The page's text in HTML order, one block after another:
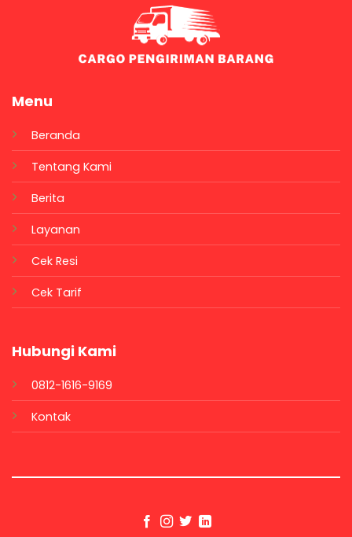
Menu
Beranda
Tentang Kami
Berita
Layanan
Cek Resi
Cek Tarif
Hubungi Kami
0812-1616-9169
Kontak